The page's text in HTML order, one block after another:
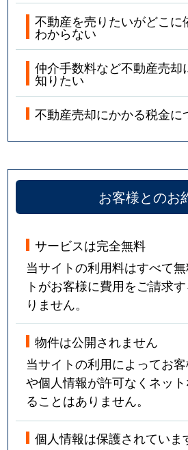
不動産を売りたいがどこに
わからない
仲介手数料など不動産売却
知りたい
不動産売却にかかる税金に
お客様とのお
サービスは完全無料
当サイトの利用料はすべて
トがお客様に費用をご請求
りません。
物件は公開されません
当サイトの利用によってお
や個人情報が許可なくネッ
ることはありません。
個人情報は保護されていま